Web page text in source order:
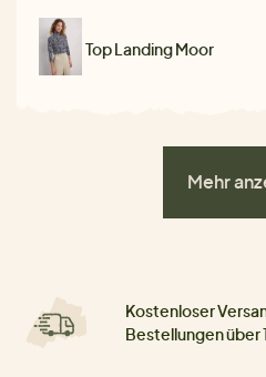
Top Landing Moor
Mehr
Kostenloser
Bestellungen über